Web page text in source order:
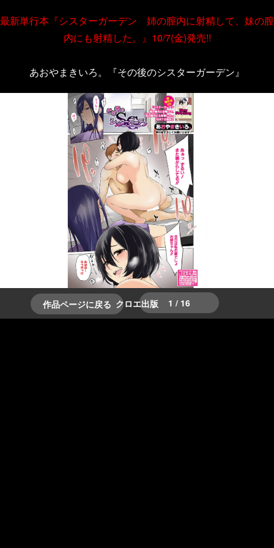
最新単行本『シスターガーデン 姉の膣内に射精して、妹の膣
内にも射精した。』10/7(金)発売!!
あおやまきいろ。『その後のシスターガーデン』
クロエ出版
作品ページに戻る 1 / 16